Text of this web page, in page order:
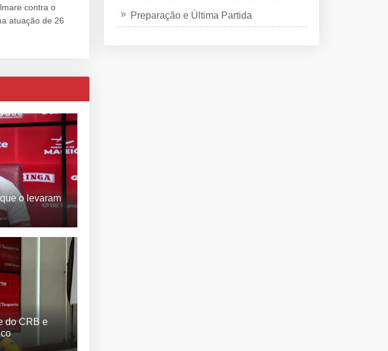
contra o
atuação de 26
o levaram
do CRB e
Preparação e Última Partida